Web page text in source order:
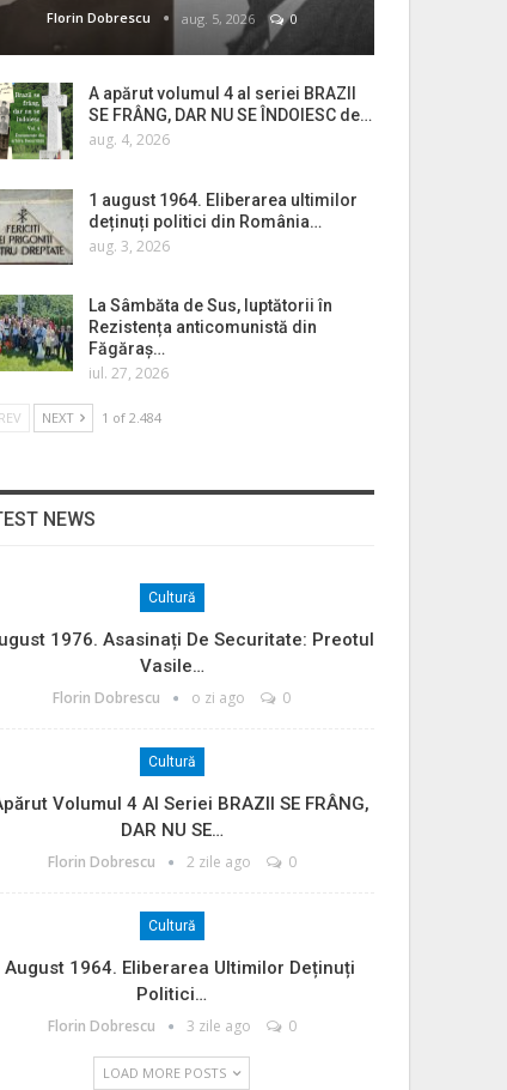
Florin Dobrescu aug. 5, 2026 0
A apărut volumul 4 al seriei BRAZII
SE FRÂNG, DAR NU SE ÎNDOIESC de…
aug. 4, 2026
1 august 1964. Eliberarea ultimilor
deținuți politici din România…
aug. 3, 2026
La Sâmbăta de Sus, luptătorii în
Rezistența anticomunistă din
Făgăraș…
iul. 27, 2026
NEXT 1 of 2.484
NEWS
Cultură
1976. Asasinați De Securitate: Preotul
Vasile…
Florin Dobrescu o zi ago 0
Cultură
Volumul 4 Al Seriei BRAZII SE FRÂNG,
DAR NU SE…
Florin Dobrescu 2 zile ago 0
Cultură
August 1964. Eliberarea Ultimilor Deținuți
Politici…
Florin Dobrescu 3 zile ago 0
LOAD MORE POSTS